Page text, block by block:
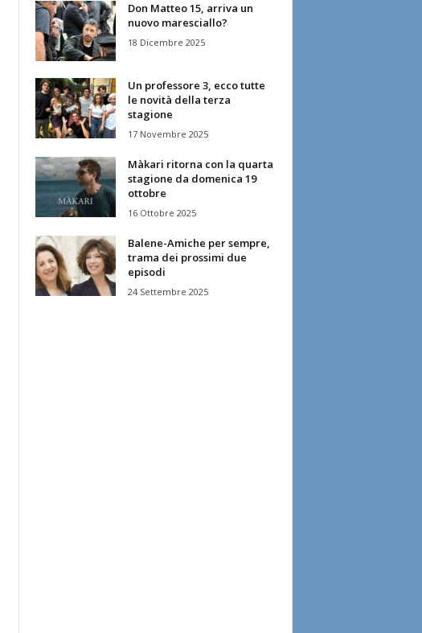
Don Matteo 15, arriva un
nuovo maresciallo?
18 Dicembre 2025
Un professore 3, ecco tutte
le novità della terza
stagione
17 Novembre 2025
Màkari ritorna con la quarta
stagione da domenica 19
ottobre
16 Ottobre 2025
Balene-Amiche per sempre,
trama dei prossimi due
episodi
24 Settembre 2025